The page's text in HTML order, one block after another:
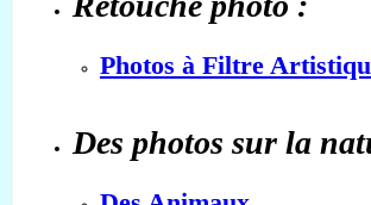
Photos à Filtre
Des photos sur la